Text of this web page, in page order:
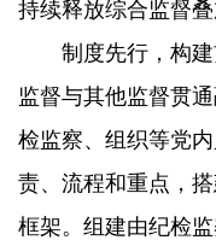
持续释放综合监督叠
制度先行，构建
监督与其他监督贯
检监察、组织等党
责、流程和重点，
框架。组建由纪检